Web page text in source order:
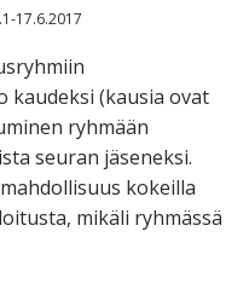
17.6.2017
kaudeksi (kausia ovat
ryhmään
seuran jäseneksi.
kokeilla
mikäli ryhmässä